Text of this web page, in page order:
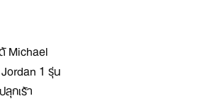
Michael
1 รุ่น
กเร้า